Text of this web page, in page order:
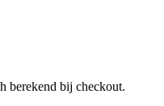
berekend bij checkout.